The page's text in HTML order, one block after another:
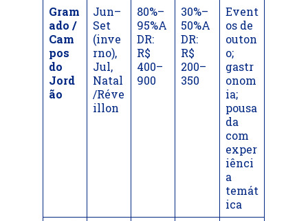
Gram
ado /
Cam
pos
do
Jord
ão
Jun–
Set
(inve
rno),
Jul,
Natal
/Réve
illon
80%–
95%A
DR:
R$
400–
900
30%–
50%A
DR:
R$
200–
350
Event
os de
outon
o;
gastr
onom
ia;
pousa
da
com
exper
iênci
a
temát
ica